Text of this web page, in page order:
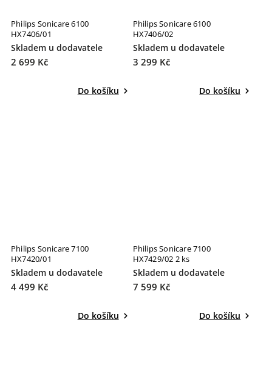
Philips Sonicare 6100
HX7406/01
Skladem u dodavatele
2 699 Kč
Do košíku
Philips Sonicare 6100
HX7406/02
Skladem u dodavatele
3 299 Kč
Do košíku
Philips Sonicare 7100
HX7420/01
Skladem u dodavatele
4 499 Kč
Do košíku
Philips Sonicare 7100
HX7429/02 2 ks
Skladem u dodavatele
7 599 Kč
Do košíku